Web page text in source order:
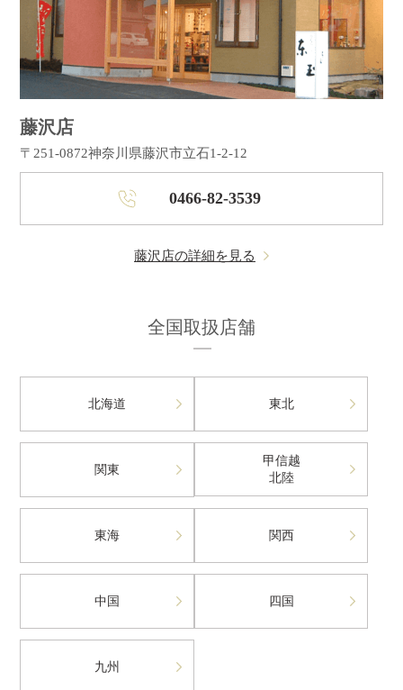
藤沢店
〒251-0872神奈川県藤沢市立石1-2-12
0466-82-3539
藤沢店の詳細を見る
全国取扱店舗
北海道 東北
関東
甲信越
北陸
東海 関西
中国 四国
九州